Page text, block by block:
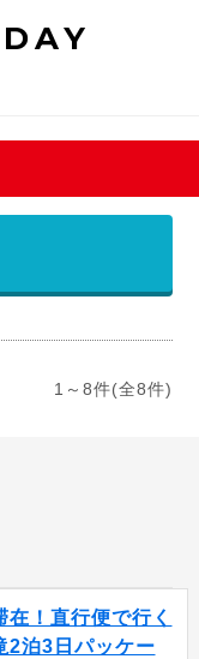
1～8件(全8件)
在！直行便で行く
2泊3日パッケー